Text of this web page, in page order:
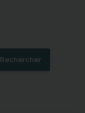
Rechercher